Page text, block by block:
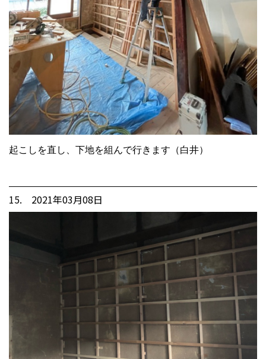
起こしを直し、下地を組んで行きます（白井）
15. 2021年03月08日